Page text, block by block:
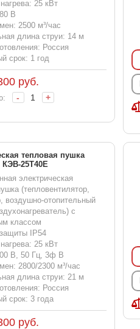
25 кВт
В
2500 м³/час
длина струи: 14 м
Россия
срок: 1 год
руб.
- +
тепловая пушка
25T40E
электрическая
(тепловентилятор,
воздушно-отопительный
с
классом
IP54
25 кВт
В, 50 Гц, 3ф В
2800/2300 м³/час
длина струи: 21 м
Россия
срок: 3 года
руб.